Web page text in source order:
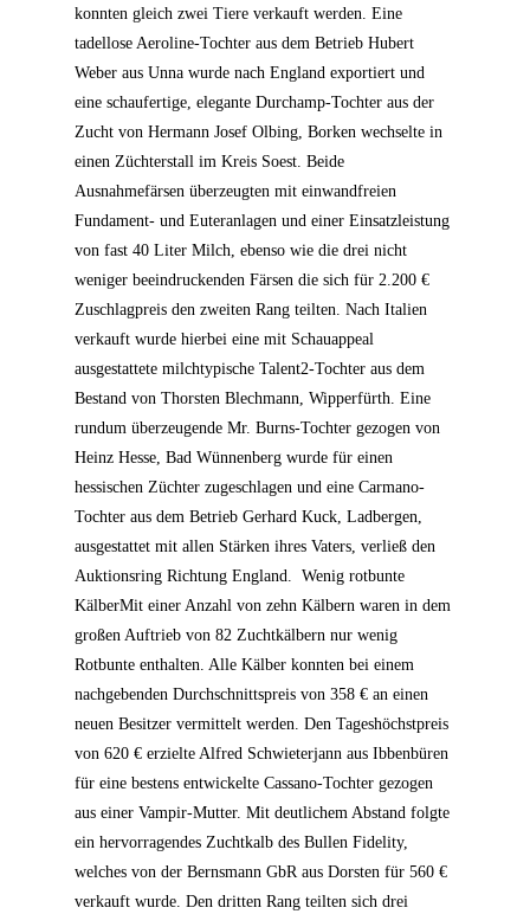
konnten gleich zwei Tiere verkauft werden. Eine
tadellose Aeroline-Tochter aus dem Betrieb Hubert
Weber aus Unna wurde nach England exportiert und
eine schaufertige, elegante Durchamp-Tochter aus der
Zucht von Hermann Josef Olbing, Borken wechselte in
einen Züchterstall im Kreis Soest. Beide
Ausnahmefärsen überzeugten mit einwandfreien
Fundament- und Euteranlagen und einer Einsatzleistung
von fast 40 Liter Milch, ebenso wie die drei nicht
weniger beeindruckenden Färsen die sich für 2.200 €
Zuschlagpreis den zweiten Rang teilten. Nach Italien
verkauft wurde hierbei eine mit Schauappeal
ausgestattete milchtypische Talent2-Tochter aus dem
Bestand von Thorsten Blechmann, Wipperfürth. Eine
rundum überzeugende Mr. Burns-Tochter gezogen von
Heinz Hesse, Bad Wünnenberg wurde für einen
hessischen Züchter zugeschlagen und eine Carmano-
Tochter aus dem Betrieb Gerhard Kuck, Ladbergen,
ausgestattet mit allen Stärken ihres Vaters, verließ den
Auktionsring Richtung England. Wenig rotbunte
KälberMit einer Anzahl von zehn Kälbern waren in dem
großen Auftrieb von 82 Zuchtkälbern nur wenig
Rotbunte enthalten. Alle Kälber konnten bei einem
nachgebenden Durchschnittspreis von 358 € an einen
neuen Besitzer vermittelt werden. Den Tageshöchstpreis
von 620 € erzielte Alfred Schwieterjann aus Ibbenbüren
für eine bestens entwickelte Cassano-Tochter gezogen
aus einer Vampir-Mutter. Mit deutlichem Abstand folgte
ein hervorragendes Zuchtkalb des Bullen Fidelity,
welches von der Bernsmann GbR aus Dorsten für 560 €
verkauft wurde. Den dritten Rang teilten sich drei